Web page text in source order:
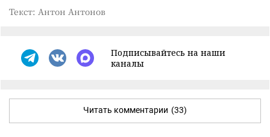
Текст: Антон Антонов
Подписывайтесь на наши
каналы
Читать комментарии (33)